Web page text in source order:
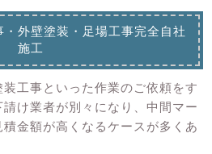
外壁塗装・足場工事完全自社
施工
工事といった作業のご依頼をす
け業者が別々になり、中間マー
金額が高くなるケースが多くあ